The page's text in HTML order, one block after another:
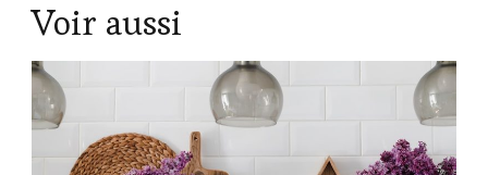
Voir aussi